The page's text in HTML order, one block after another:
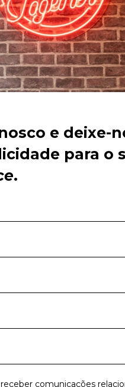
e deixe-
para o
.
comunicações